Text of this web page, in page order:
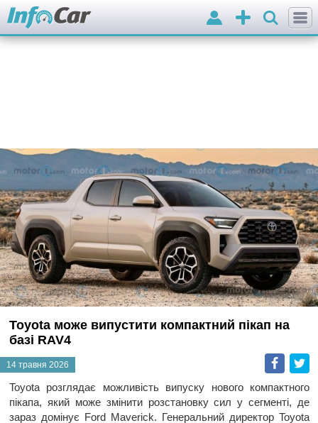
Додати
оголошення
Вхід
Toyota може випустити компактний пікап на
базі RAV4
14 травня 2026
Toyota розглядає можливість випуску нового компактного
пікапа, який може змінити розстановку сил у сегменті, де
зараз домінує Ford Maverick. Генеральний директор Toyota